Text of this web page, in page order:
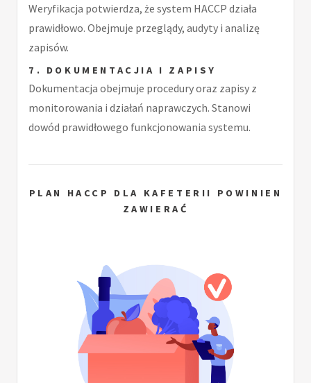
Weryfikacja potwierdza, że system HACCP działa
prawidłowo. Obejmuje przeglądy, audyty i analizę
zapisów.
7. DOKUMENTACJIA I ZAPISY
Dokumentacja obejmuje procedury oraz zapisy z
monitorowania i działań naprawczych. Stanowi
dowód prawidłowego funkcjonowania systemu.
PLAN HACCP DLA KAFETERII POWINIEN
ZAWIERAĆ